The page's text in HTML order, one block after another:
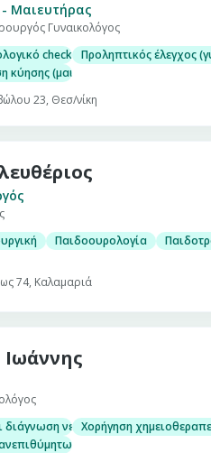
- Μαιευτήρας
Γυναικολόγος
check up (επίσκεψη)
Προληπτικός έλεγχος
(μαιευτικός υπέρηχος)
23, Θεσ/νίκη
Παιδοουρολογία
74, Καλαμαριά
διάγνωση νεοπλασιών
Χορήγηση
ενεργειών και